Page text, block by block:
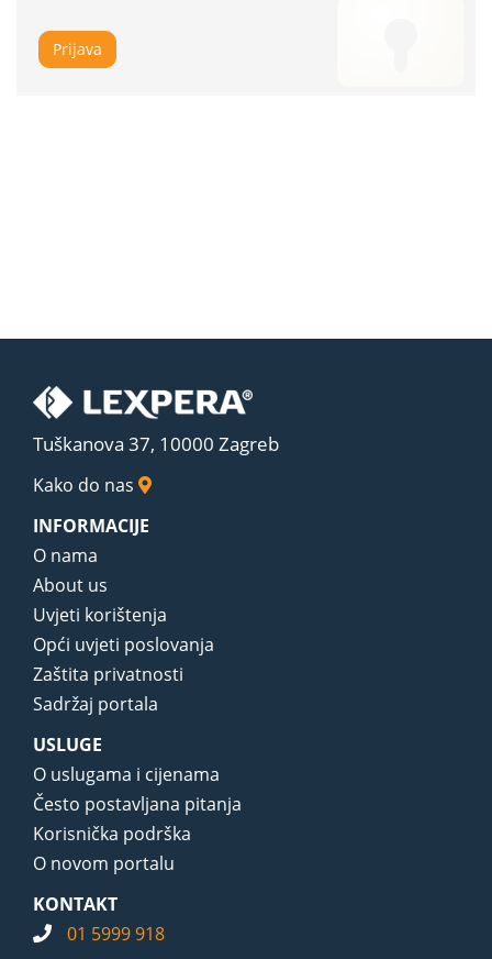
Prijava
Tuškanova 37, 10000 Zagreb
Kako do nas
INFORMACIJE
O nama
About us
Uvjeti korištenja
Opći uvjeti poslovanja
Zaštita privatnosti
Sadržaj portala
USLUGE
O uslugama i cijenama
Često postavljana pitanja
Korisnička podrška
O novom portalu
KONTAKT
01 5999 918